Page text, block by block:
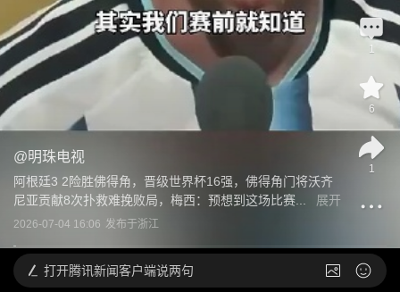
@明珠电视
阿根廷3 2险胜佛得角，晋级世界杯16强，佛得角门将沃齐
尼亚贡献8次扑救难挽败局，梅西：预想到这场比赛...
展开
2026-07-04 16:06 发布于浙江
1
6
1
打开腾讯新闻客户端说两句